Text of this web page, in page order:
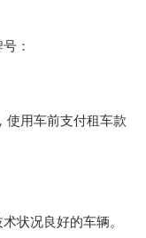
：
用车前支付租车款
状况良好的车辆。